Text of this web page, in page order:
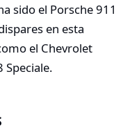
sido el Porsche 911
en esta
el Chevrolet
Speciale.